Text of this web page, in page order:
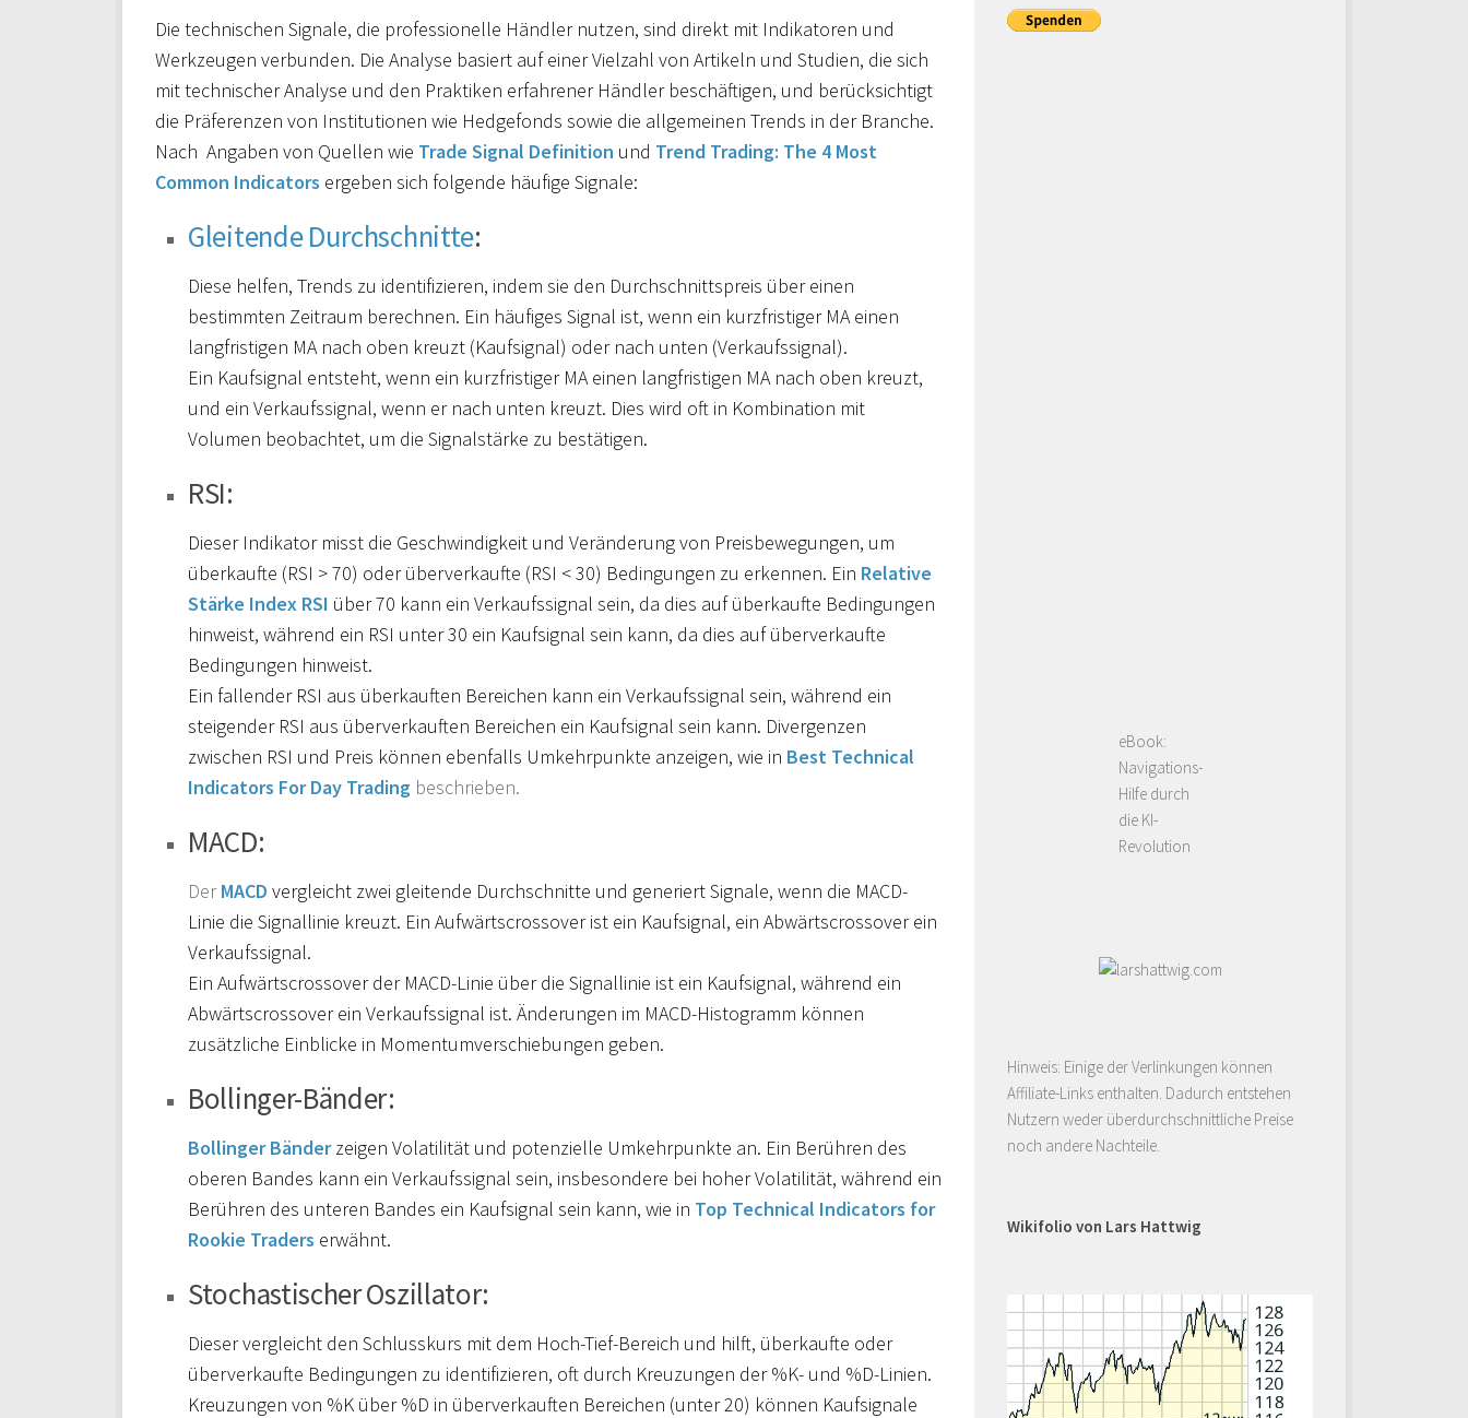
Die technischen Signale, die professionelle Händler nutzen, sind direkt mit Indikatoren und
Werkzeugen verbunden. Die Analyse basiert auf einer Vielzahl von Artikeln und Studien, die sich
mit technischer Analyse und den Praktiken erfahrener Händler beschäftigen, und berücksichtigt
die Präferenzen von Institutionen wie Hedgefonds sowie die allgemeinen Trends in der Branche.
Nach Angaben von Quellen wie Trade Signal Definition und Trend Trading: The 4 Most
Common Indicators ergeben sich folgende häufige Signale:
Gleitende Durchschnitte:
Diese helfen, Trends zu identifizieren, indem sie den Durchschnittspreis über einen
bestimmten Zeitraum berechnen. Ein häufiges Signal ist, wenn ein kurzfristiger MA einen
langfristigen MA nach oben kreuzt (Kaufsignal) oder nach unten (Verkaufssignal).
Ein Kaufsignal entsteht, wenn ein kurzfristiger MA einen langfristigen MA nach oben kreuzt,
und ein Verkaufssignal, wenn er nach unten kreuzt. Dies wird oft in Kombination mit
Volumen beobachtet, um die Signalstärke zu bestätigen.
RSI:
Dieser Indikator misst die Geschwindigkeit und Veränderung von Preisbewegungen, um
überkaufte (RSI > 70) oder überverkaufte (RSI < 30) Bedingungen zu erkennen. Ein Relative
Stärke Index RSI über 70 kann ein Verkaufssignal sein, da dies auf überkaufte Bedingungen
hinweist, während ein RSI unter 30 ein Kaufsignal sein kann, da dies auf überverkaufte
Bedingungen hinweist.
Ein fallender RSI aus überkauften Bereichen kann ein Verkaufssignal sein, während ein
steigender RSI aus überverkauften Bereichen ein Kaufsignal sein kann. Divergenzen
zwischen RSI und Preis können ebenfalls Umkehrpunkte anzeigen, wie in Best Technical
Indicators For Day Trading beschrieben.
MACD:
DerMACD vergleicht zwei gleitende Durchschnitte und generiert Signale, wenn die MACD-
Linie die Signallinie kreuzt. Ein Aufwärtscrossover ist ein Kaufsignal, ein Abwärtscrossover ein
Verkaufssignal.
Ein Aufwärtscrossover der MACD-Linie über die Signallinie ist ein Kaufsignal, während ein
Abwärtscrossover ein Verkaufssignal ist. Änderungen im MACD-Histogramm können
zusätzliche Einblicke in Momentumverschiebungen geben.
Bollinger-Bänder:
Bollinger Bänder zeigen Volatilität und potenzielle Umkehrpunkte an. Ein Berühren des
oberen Bandes kann ein Verkaufssignal sein, insbesondere bei hoher Volatilität, während ein
Berühren des unteren Bandes ein Kaufsignal sein kann, wie in Top Technical Indicators for
Rookie Traders erwähnt.
Stochastischer Oszillator:
Dieser vergleicht den Schlusskurs mit dem Hoch-Tief-Bereich und hilft, überkaufte oder
überverkaufte Bedingungen zu identifizieren, oft durch Kreuzungen der %K- und %D-Linien.
Kreuzungen von %K über %D in überverkauften Bereichen (unter 20) können Kaufsignale
eBook:
Navigations-
Hilfe durch
die KI-
Revolution
Hinweis: Einige der Verlinkungen können
Affiliate-Links enthalten. Dadurch entstehen
Nutzern weder überdurchschnittliche Preise
noch andere Nachteile.
Wikifolio von Lars Hattwig